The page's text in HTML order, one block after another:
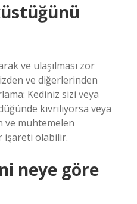
ve ulaşılması zor
ve diğerlerinden
Kediniz sizi veya
kıvrılıyorsa veya
ve muhtemelen
işareti olabilir.
neye göre